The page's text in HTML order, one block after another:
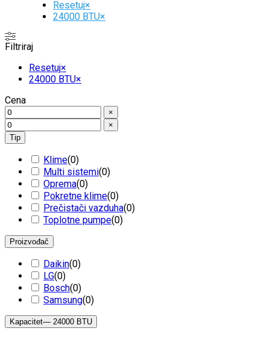
Resetuj×
24000 BTU×
Filtriraj
Resetuj×
24000 BTU×
Cena
×
×
Tip
Klime(0)
Multi sistemi(0)
Oprema(0)
Pokretne klime(0)
Prečistači vazduha(0)
Toplotne pumpe(0)
Proizvođač
Daikin(0)
LG(0)
Bosch(0)
Samsung(0)
Kapacitet— 24000 BTU